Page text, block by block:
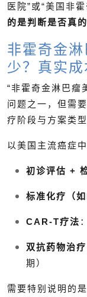
医院”或“美国非
的是判断是否真
非霍奇金
少？真实
“非霍奇金淋巴瘤
问题之一，但需
疗阶段与方案类型
以美国主流癌症
初诊评估 +
标准化疗（
CAR-T疗法
双抗药物治疗
期）
需要特别说明的